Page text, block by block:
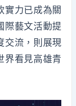
實力已成為關
際藝文活動提
交流，則展現
界看見高雄青